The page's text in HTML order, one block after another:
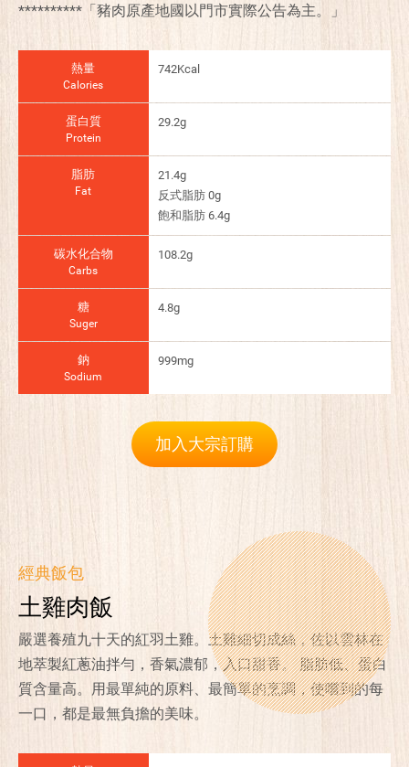
**********「豬肉原產地國以門市實際公告為主。」
熱量
Calories
742Kcal
蛋白質
Protein
29.2g
脂肪
Fat
21.4g
反式脂肪 0g
飽和脂肪 6.4g
碳水化合物
Carbs
108.2g
糖
Suger
4.8g
鈉
Sodium
999mg
加入大宗訂購
經典飯包
土雞肉飯
嚴選養殖九十天的紅羽土雞。土雞細切成絲，佐以雲林在
地萃製紅蔥油拌勻，香氣濃郁，入口甜香。 脂肪低、蛋白
質含量高。用最單純的原料、最簡單的烹調，使嚐到的每
一口，都是最無負擔的美味。